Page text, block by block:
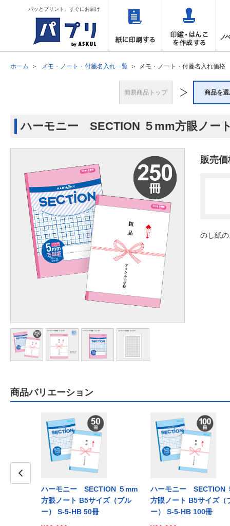
パッとプリント、すぐにお届け
ホーム メモ・ノート・付箋名入れ一覧 メモ・ノート・付箋名入れ価格
簡易商品トップ 商品を
ハーモニー SECTION ５mm方眼ノー
販売価
のし紙
商品バリエーション
ハーモニー SECTION ５mm
方眼ノート B5サイズ（ブル
ー） S-5-HB 50冊
ハーモニー SECTION
方眼ノート B5サイズ（
ー） S-5-HB 100冊